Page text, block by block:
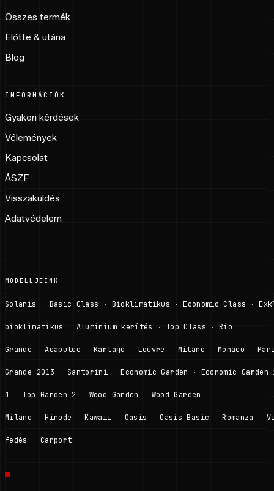
Összes termék
Előtte & utána
Blog
INFORMÁCIÓK
Gyakori kérdések
Vélemények
Kapcsolat
ÁSZF
Visszaküldés
Adatvédelem
MODELLJEINK
Solaris · Basic Class · Bioklimatikus · Economic Class ·
bioklimatikus · Alumínium kerítés · Top Class · Rio
Grande · Acapulco · Kartago · Louvre · Milano · Monaco ·
Grande 2013 · Santorini · Economic Garden · Economic Garden
1 · Top Garden 2 · Wood Garden · Wood Garden
Milano · Hinode · Kawaii · Oasis · Oasis Basic · Romanza ·
fedés · Carport